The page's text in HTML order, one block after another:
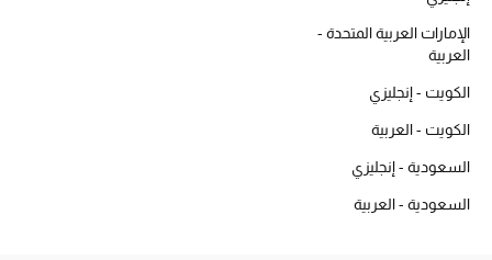
تشكيلة الأحذية
الأحذية الرجالية
أبرز المصممين
الإمارات العربية المتحدة -
العربية
الكويت - إنجليزي
الكويت - العربية
السعودية - إنجليزي
السعودية - العربية